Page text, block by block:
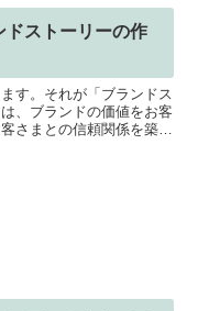
ドストーリーの作
す。それが「ブランドス
、ブランドの価値をお客
さまとの信頼関係を築く